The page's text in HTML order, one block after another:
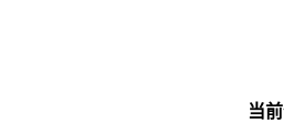
当前